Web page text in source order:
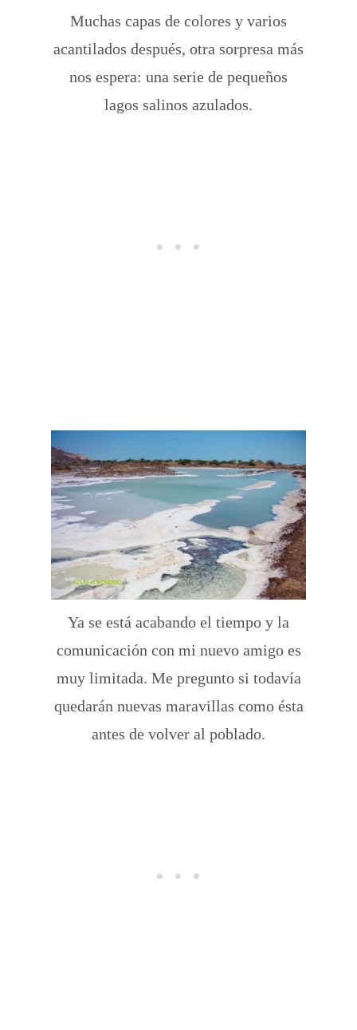
Muchas capas de colores y varios
acantilados después, otra sorpresa más
nos espera: una serie de pequeños
lagos salinos azulados.
Ya se está acabando el tiempo y la
comunicación con mi nuevo amigo es
muy limitada. Me pregunto si todavía
quedarán nuevas maravillas como ésta
antes de volver al poblado.